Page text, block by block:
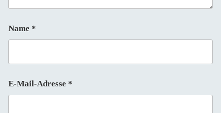
Name *
E-Mail-Adresse *